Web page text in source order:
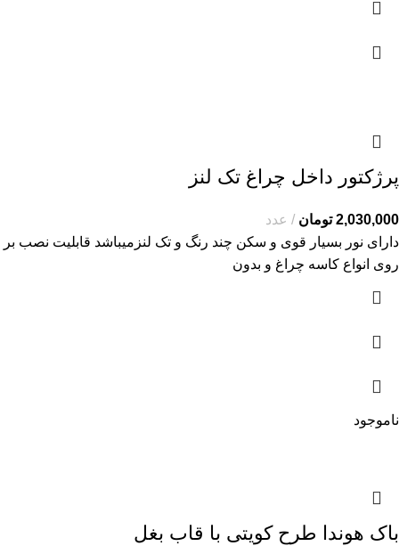
پرژکتور داخل چراغ تک لنز
2,030,000 تومان
عدد
دارای نور بسیار قوی و سکن چند رنگ و تک لنزمیباشد قابلیت نصب بر
روی انواع کاسه چراغ و بدون
ناموجود
باک هوندا طرح کویتی با قاب بغل